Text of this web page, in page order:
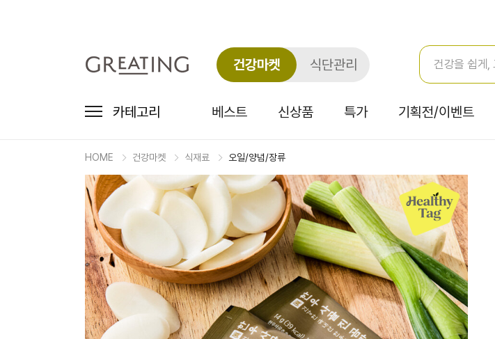
건강마켓 식단관리
카테고리 베스트 신상품 특가 기획전/이벤트
HOME 건강마켓 식재료 오일/양념/장류
마
켓
상
세
상
품
정
보